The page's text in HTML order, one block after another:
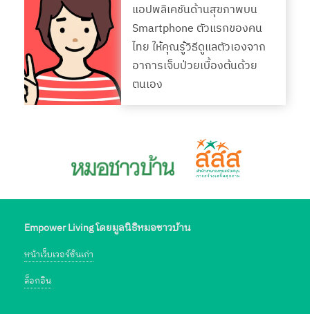
แอปพลิเคชันด้านสุขภาพบน
Smartphone ตัวแรกของคน
ไทย ให้คุณรู้วิธีดูแลตัวเองจาก
อาการเจ็บป่วยเบื้องต้นด้วย
ตนเอง
Empower Living โดยมูลนิธิหมอชาวบ้าน
หน้าเว็บเวอร์ชั่นเก่า
ล็อกอิน